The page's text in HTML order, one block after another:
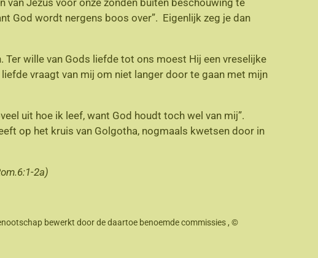
God wordt nergens boos over”. Eigenlijk zeg je dan
wille van Gods liefde tot ons moest Hij een vreselijke
vraagt van mij om niet langer door te gaan met mijn
uit hoe ik leef, want God houdt toch wel van mij”.
op het kruis van Golgotha, nogmaals kwetsen door in
2a)
bewerkt door de daartoe benoemde commissies , ©